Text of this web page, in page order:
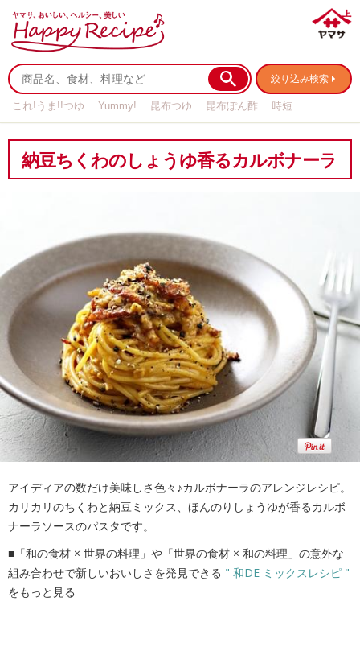
絞り込み検索
これ!うま!!つゆ Yummy! 昆布つゆ 昆布ぽん酢
時短
納豆ちくわのしょうゆ香るカルボナーラ
アイディアの数だけ美味しさ色々♪カルボナーラのアレンジレシピ。
カリカリのちくわと納豆ミックス、ほんのりしょうゆが香るカルボ
ナーラソースのパスタです。
■「和の食材 × 世界の料理」や「世界の食材 × 和の料理」の意外な
組み合わせで新しいおいしさを発見できる " 和DE ミックスレシピ "
をもっと見る